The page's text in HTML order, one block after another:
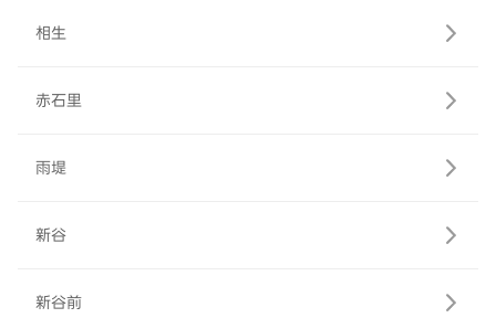
相生
赤石里
雨堤
新谷
新谷前